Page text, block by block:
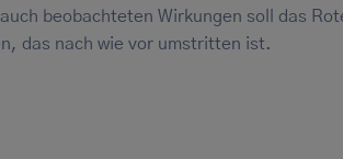
beobachteten Wirkungen soll das
das nach wie vor umstritten ist.